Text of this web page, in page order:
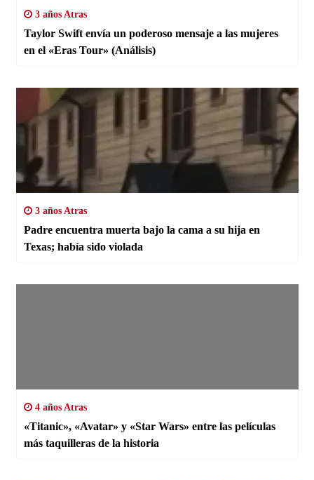
3 años Atras
Taylor Swift envía un poderoso mensaje a las mujeres
en el «Eras Tour» (Análisis)
3 años Atras
Padre encuentra muerta bajo la cama a su hija en
Texas; había sido violada
4 años Atras
«Titanic», «Avatar» y «Star Wars» entre las películas
más taquilleras de la historia